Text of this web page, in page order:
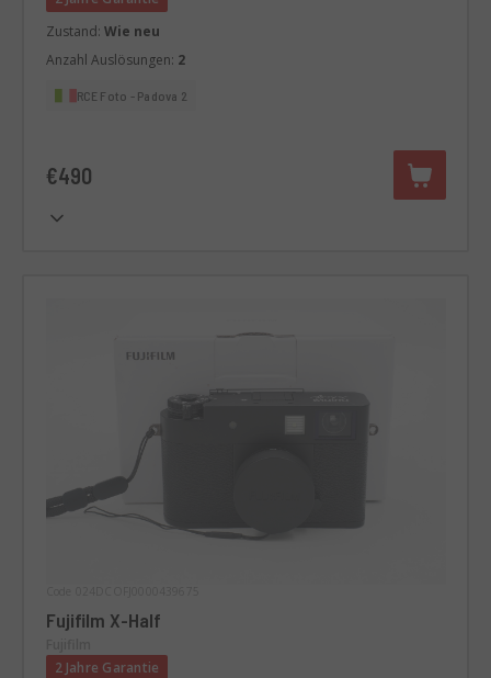
Zustand: Wie neu
Anzahl Auslösungen: 2
RCE Foto - Padova 2
€490
Fujifilm X-Half
2 Jahre Garantie